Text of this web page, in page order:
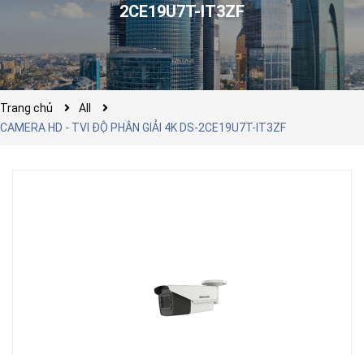
2CE19U7T-IT3ZF
Trang chủ
All
CAMERA HD - TVI ĐỘ PHÂN GIẢI 4K DS-2CE19U7T-IT3ZF